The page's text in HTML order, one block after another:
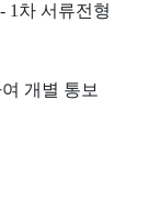
- 1 차 서류전형
개별 통보